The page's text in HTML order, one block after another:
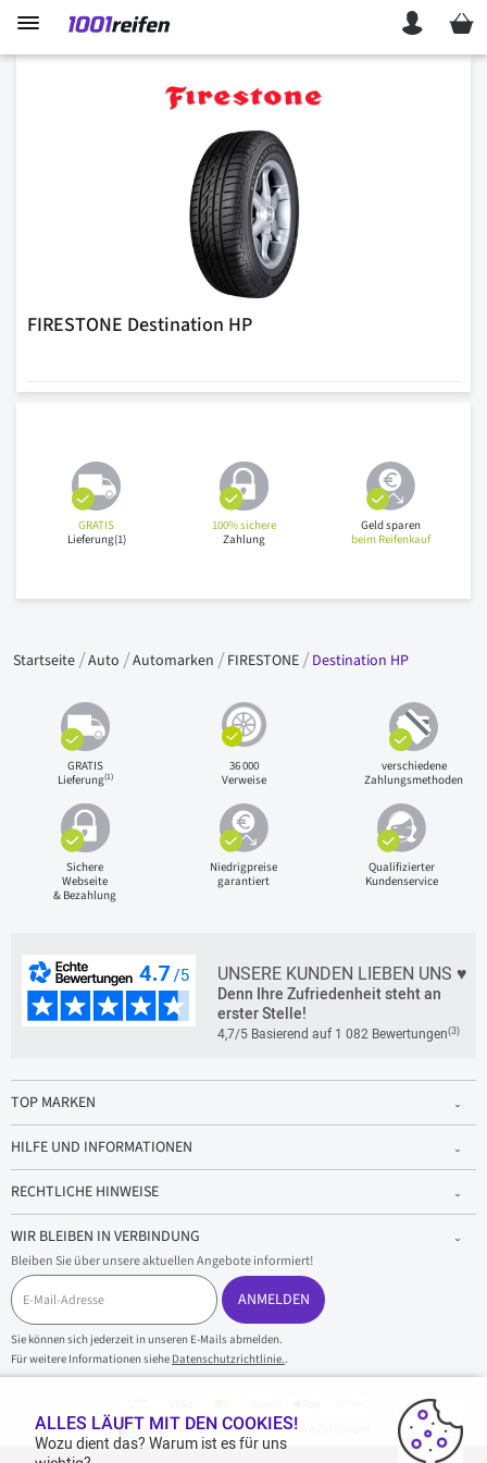
Mein
FIRESTONE Destination HP
GRATIS
Lieferung(1)
100% sichere
Zahlung
Geld sparen
beim Reifenkauf
Startseite Auto Automarken FIRESTONE Destination HP
GRATIS
Lieferung(1)
36 000
Verweise
verschiedene
Zahlungsmethoden
Sichere
Webseite
& Bezahlung
Niedrigpreise
garantiert
Qualifizierter
Kundenservice
UNSERE KUNDEN LIEBEN UNS ♥
Denn Ihre Zufriedenheit steht an
erster Stelle!
4,7/5 Basierend auf 1 082 Bewertungen(3)
TOP MARKEN
HILFE UND INFORMATIONEN
RECHTLICHE HINWEISE
WIR BLEIBEN IN VERBINDUNG
Bleiben Sie über unsere aktuellen Angebote informiert!
E
-
M
a
i
l
ANMELDEN
Sie können sich jederzeit in unseren E-Mails abmelden.
Für weitere Informationen siehe Datenschutzrichtlinie..
100 % sicherer Einkauf und sichere Zahlungen
ALLES LÄUFT MIT DEN COOKIES!
Wozu dient das? Warum ist es für uns